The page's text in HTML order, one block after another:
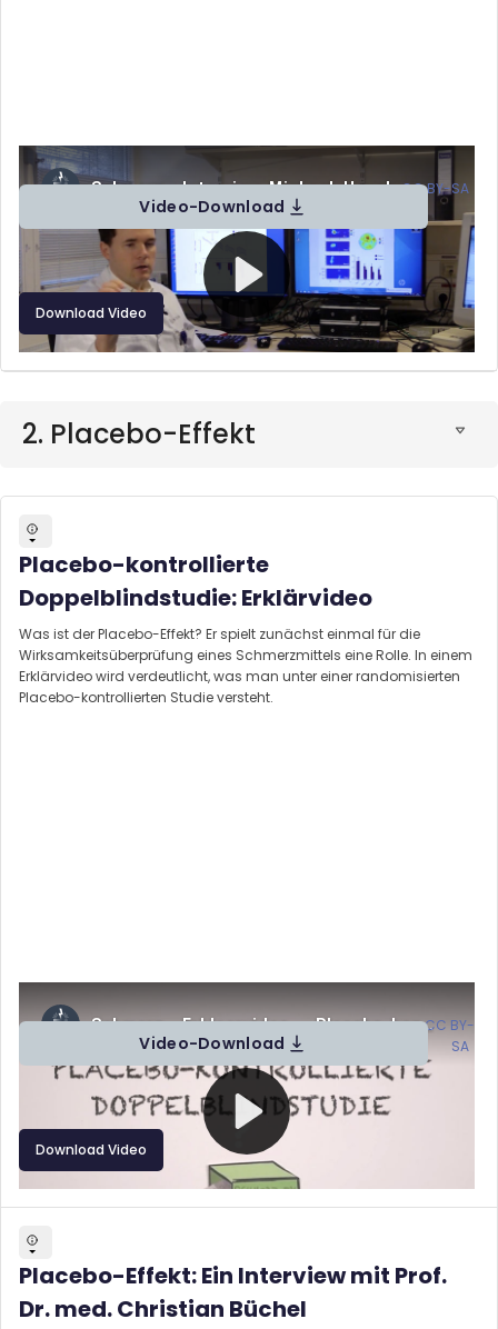
Schmerz__Interview_Michael_Hauck von Prof. Dr. Jürgen Lorenz,
Hannah Ramic, Jakob Kopczynski (CC BY-SA
Video-Download
Download Video
2. Placebo-Effekt
Placebo-kontrollierte
Doppelblindstudie: Erklärvideo
Was ist der Placebo-Effekt? Er spielt zunächst einmal für die
Wirksamkeitsüberprüfung eines Schmerzmittels eine Rolle. In einem
Erklärvideo wird verdeutlicht, was man unter einer randomisierten
Placebo-kontrollierten Studie versteht.
kontrollierte_Doppelblindstudie von Prof. Dr. Jürgen Lorenz (CC BY-
SA
Video-Download
Download Video
Placebo-Effekt: Ein Interview mit Prof.
Dr. med. Christian Büchel